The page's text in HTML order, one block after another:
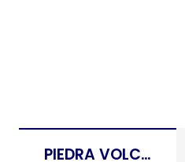
PIEDRA VOLCÁNICA.